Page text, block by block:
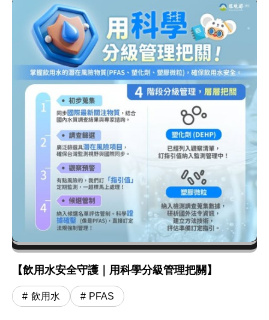
【飲用水安全守護｜用科學分級管理把關】
飲用水 PFAS